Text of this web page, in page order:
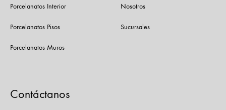
Porcelanatos Interior
Porcelanatos Pisos
Porcelanatos Muros
Nosotros
Sucursales
Contáctanos